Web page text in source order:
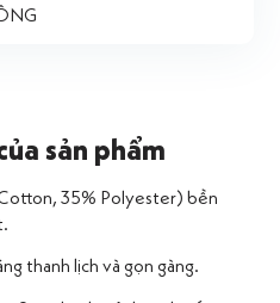
sản phẩm
35% Polyester) bền
thanh lịch và gọn gàng.